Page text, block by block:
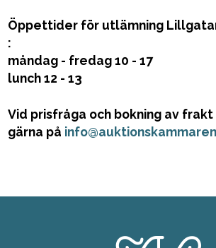
Öppettider för utlämning
:
måndag - fredag 10 - 17
lunch 12 - 13
Vid prisfråga och bokning av frakt
gärna på